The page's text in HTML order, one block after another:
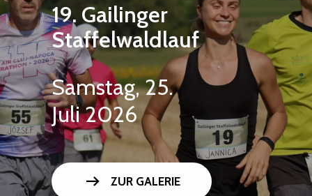
19. Gailinger
Staffelwaldlauf
Samstag, 25.
Juli 2026
arrow_right_alt ZUR GALERIE